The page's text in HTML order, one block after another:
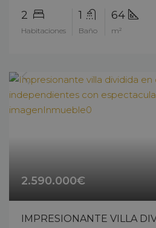
2
Habitaciones
1
Baño
64
m²
2.590.000€